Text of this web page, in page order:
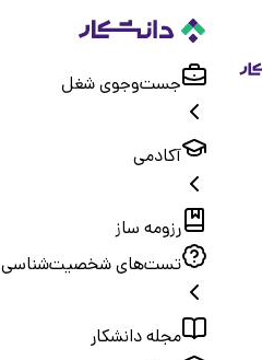
جست‌و‌جوی شغل
آکادمی
رزومه ساز
تست‌های شخصیت‌شناسی
مجله دانشکار